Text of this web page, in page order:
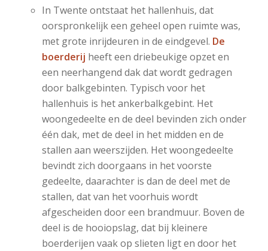
In Twente ontstaat het hallenhuis, dat
oorspronkelijk een geheel open ruimte was,
met grote inrijdeuren in de eindgevel. De
boerderij heeft een driebeukige opzet en
een neerhangend dak dat wordt gedragen
door balkgebinten. Typisch voor het
hallenhuis is het ankerbalkgebint. Het
woongedeelte en de deel bevinden zich onder
één dak, met de deel in het midden en de
stallen aan weerszijden. Het woongedeelte
bevindt zich doorgaans in het voorste
gedeelte, daarachter is dan de deel met de
stallen, dat van het voorhuis wordt
afgescheiden door een brandmuur. Boven de
deel is de hooiopslag, dat bij kleinere
boerderijen vaak op slieten ligt en door het